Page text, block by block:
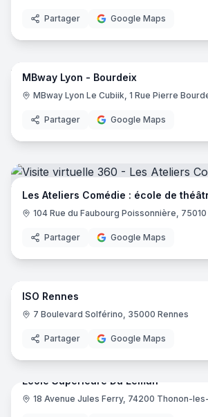
Partager Google Maps
MBway Lyon - Bourdeix
MBway Lyon Le Cubiik, 1 Rue Pierre
Partager Google Maps
Les Ateliers Comédie : école de
104 Rue du Faubourg Poissonnière, 75010
Partager Google Maps
ISO Rennes
7 Boulevard Solférino, 35000 Rennes
Partager Google Maps
Ecole Supérieure Du Leman
18 Avenue Jules Ferry, 74200 Thonon-